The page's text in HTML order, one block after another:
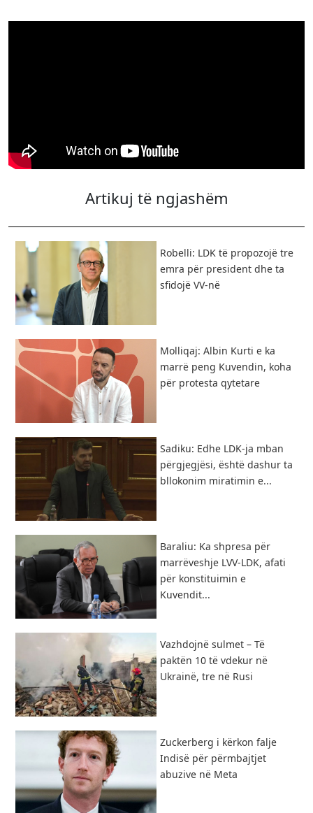
Artikuj të ngjashëm
Robelli: LDK të propozojë tre
emra për president dhe ta
sfidojë VV-në
Molliqaj: Albin Kurti e ka
marrë peng Kuvendin, koha
për protesta qytetare
Sadiku: Edhe LDK-ja mban
përgjegjësi, është dashur ta
bllokonim miratimin e...
Baraliu: Ka shpresa për
marrëveshje LVV-LDK, afati
për konstituimin e
Kuvendit...
Vazhdojnë sulmet – Të
paktën 10 të vdekur në
Ukrainë, tre në Rusi
Zuckerberg i kërkon falje
Indisë për përmbajtjet
abuzive në Meta